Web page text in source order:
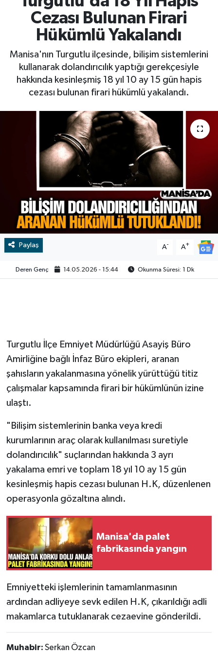
Cezası Bulunan Firari
Hükümlü Yakalandı
Manisa'nın Turgutlu ilçesinde, bilişim sistemlerini
kullanarak dolandırıcılık yaptığı gerekçesiyle
hakkında kesinleşmiş 18 yıl 10 ay 15 gün hapis
cezası bulunan firari hükümlü yakalandı.
Paylaş A- A+
Deren Genç 14.05.2026 - 15:44 Okunma Süresi: 1 Dk
Turgutlu İlçe Emniyet Müdürlüğü Asayiş Büro
Amirliğine bağlı İnfaz Büro ekipleri, aranan
şahısların yakalanmasına yönelik yürüttüğü titiz
çalışmalar kapsamında firari bir hükümlünün izine
ulaştı.
"Bilişim sistemlerinin banka veya kredi
kurumlarının araç olarak kullanılması suretiyle
dolandırıcılık" suçlarından hakkında 3 ayrı
yakalama emri ve toplam 18 yıl 10 ay 15 gün
kesinleşmiş hapis cezası bulunan H.K, düzenlenen
operasyonla gözaltına alındı.
Manisa'da palet
fabrikasında yangın
Emniyetteki işlemlerinin tamamlanmasının
ardından adliyeye sevk edilen H.K, çıkarıldığı adli
makamlarca tutuklanarak cezaevine gönderildi.
Muhabir: Serkan Özcan
RESMİ İLAN
BİLİM VE TEKNOLOJİ
RESMİ İLAN
Yaşam
Tarih
Çevre
İletişim
Künye
SPOR
Vefat
Video